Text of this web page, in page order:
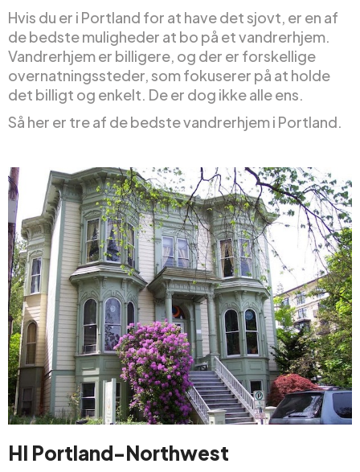
Hvis du er i Portland for at have det sjovt, er en af
de bedste muligheder at bo på et vandrerhjem.
Vandrerhjem er billigere, og der er forskellige
overnatningssteder, som fokuserer på at holde
det billigt og enkelt. De er dog ikke alle ens.
Så her er tre af de bedste vandrerhjem i Portland.
HI Portland-Northwest